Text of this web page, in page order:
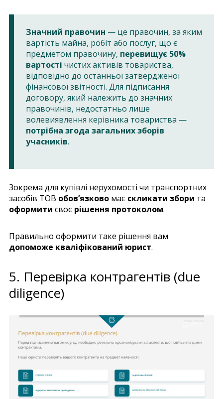
Значний правочин — це правочин, за яким
вартість майна, робіт або послуг, що є
предметом правочину, перевищує 50%
вартості чистих активів товариства,
відповідно до останньої затвердженої
фінансової звітності. Для підписання
договору, який належить до значних
правочинів, недостатньо лише
волевиявлення керівника товариства —
потрібна згода загальних зборів
учасників.
Зокрема для купівлі нерухомості чи транспортних
засобів ТОВ обов’язково має скликати збори та
оформити своє рішення протоколом.
Правильно оформити таке рішення вам
допоможе кваліфікований юрист.
5. Перевірка контрагентів (due
diligence)